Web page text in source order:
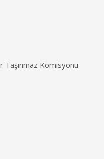
Taşınmaz Komisyonu